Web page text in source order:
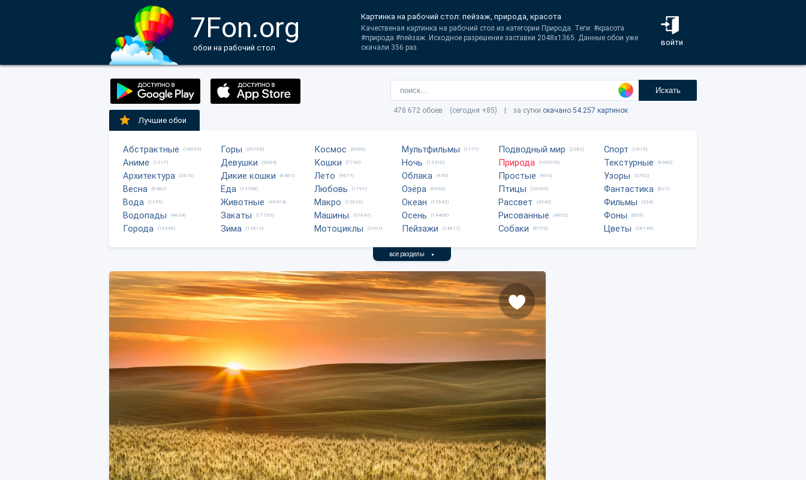
7Fon.org
обои на рабочий стол
войти
Картинка на рабочий стол: пейзаж, природа, красота
Качественая картинка на рабочий стол из категории Природа. Теги: #красота
#природа #пейзаж. Исходное разрешение заставки 2048x1365. Данные обои уже
скачали 356 раз.
Искать
478.672 обоев (сегодня +85) | за сутки скачано 54.257 картинок
Лучшие обои
Абстрактные (18053)
Аниме (1217)
Архитектура (2816)
Весна (6482)
Вода (1335)
Водопады (4624)
Города (15296)
Горы (20706)
Девушки (2684)
Дикие кошки (6487)
Еда (13708)
Животные (49474)
Закаты (17750)
Зима (13513)
Космос (6006)
Кошки (7730)
Лето (9677)
Любовь (1791)
Макро (12626)
Машины (37847)
Мотоциклы (3701)
Мультфильмы (1177)
Ночь (12410)
Облака (945)
Озёра (6990)
Океан (13542)
Осень (14466)
Пейзажи (24611)
Подводный мир (2282)
Природа (105976)
Простые (904)
Птицы (10205)
Рассвет (4540)
Рисованные (4052)
Собаки (8759)
Спорт (1815)
Текстурные (6380)
Узоры (3762)
Фантастика (821)
Фильмы (334)
Фоны (609)
Цветы (28149)
все разделы ▼